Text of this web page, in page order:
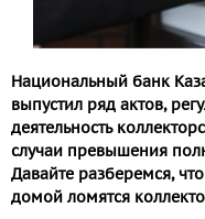
Национальный банк
выпустил ряд актов,
деятельность
случаи превышения
Давайте разберемся,
домой ломятся